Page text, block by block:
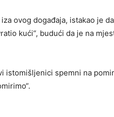
ovog događaja, istakao je
kući“, budući da je na
istomišljenici spemni na